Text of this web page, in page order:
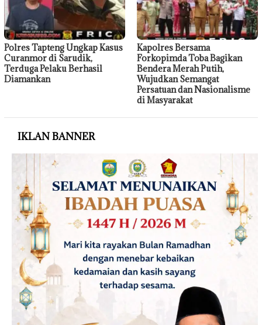
Polres Tapteng Ungkap Kasus
Curanmor di Sarudik,
Terduga Pelaku Berhasil
Diamankan
Kapolres Bersama
Forkopimda Toba Bagikan
Bendera Merah Putih,
Wujudkan Semangat
Persatuan dan Nasionalisme
di Masyarakat
IKLAN BANNER